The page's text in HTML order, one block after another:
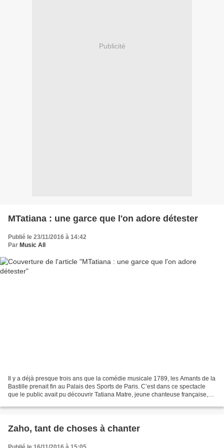
Publicité
MTatiana : une garce que l'on adore détester
Publié le 23/11/2016 à 14:42
Par Music All
Il y a déjà presque trois ans que la comédie musicale 1789, les Amants de la
Bastille prenait fin au Palais des Sports de Paris. C’est dans ce spectacle
que le public avait pu découvrir Tatiana Matre, jeune chanteuse française,
Zaho, tant de choses à chanter